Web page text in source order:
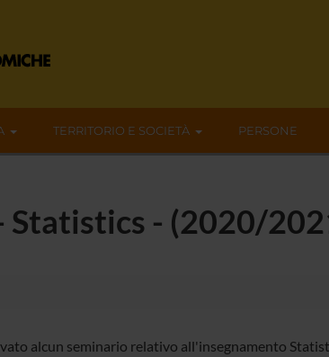
TERRITORIO E SOCIETÀ PERSONE
- (2020/
alcun seminario relativo all'insegnamento